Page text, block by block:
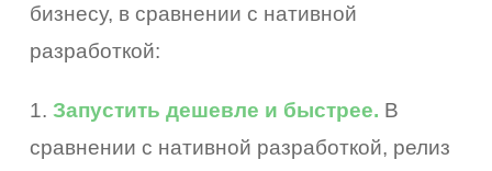
бизнесу, в сравнении с нативной
разработкой:
1.Запустить дешевле и быстрее. В
сравнении с нативной разработкой, релиз